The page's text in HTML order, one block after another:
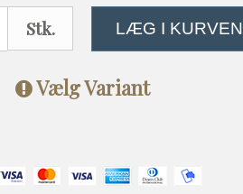
Stk. LÆG I KURVEN
Vælg Variant